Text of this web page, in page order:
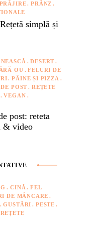
PRĂJIRE
PRÂNZ
simplă și
DESERT
OU
FELURI DE
PÂINE ȘI PIZZA
POST
REȚETE
VEGAN
post: reteta
& video
CINĂ
FEL
DE MÂNCARE
GUSTĂRI
PESTE
REȚETE